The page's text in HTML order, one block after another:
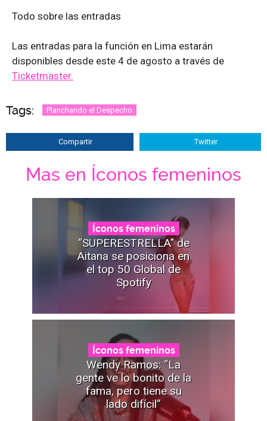
Todo sobre las entradas
Las entradas para la función en Lima estarán
disponibles desde este 4 de agosto a través de
Ticketmaster.
Tags: Planchando el Despecho
Compartir Twitter
Mas en Íconos femeninos
Íconos femeninos
“SUPERESTRELLA" de
Aitana se posiciona en
el top 50 Global de
Spotify
Íconos femeninos
Wendy Ramos: “La
gente ve lo bonito de la
fama, pero tiene su
lado difícil”